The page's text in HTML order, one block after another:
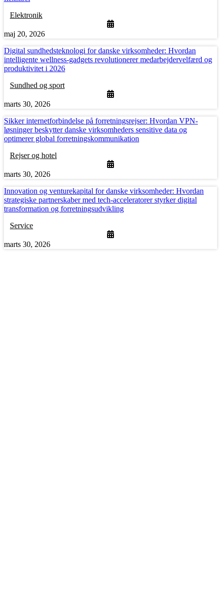
Elektronik
maj 20, 2026
Digital sundhedsteknologi for danske virksomheder: Hvordan
intelligente wellness-gadgets revolutionerer medarbejdervelfærd og
produktivitet i 2026
Sundhed og sport
marts 30, 2026
Sikker internetforbindelse på forretningsrejser: Hvordan VPN-
løsninger beskytter danske virksomheders sensitive data og
optimerer global forretningskommunikation
Rejser og hotel
marts 30, 2026
Innovation og venturekapital for danske virksomheder: Hvordan
strategiske partnerskaber med tech-acceleratorer styrker digital
transformation og forretningsudvikling
Service
marts 30, 2026